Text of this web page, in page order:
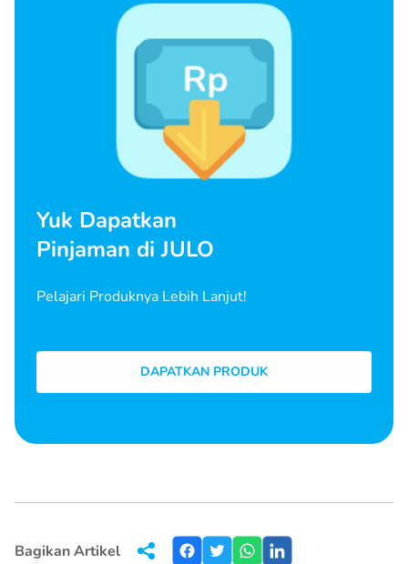
Yuk Dapatkan
Pinjaman di JULO
Pelajari Produknya Lebih Lanjut!
DAPATKAN PRODUK
Bagikan Artikel